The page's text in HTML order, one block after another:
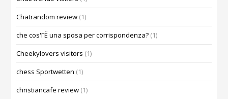
Chatrandom review (1)
che cos'ГЁ una sposa per corrispondenza? (1)
Cheekylovers visitors (1)
chess Sportwetten (1)
christiancafe review (1)